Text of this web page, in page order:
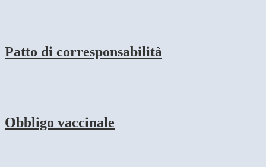
Patto di corresponsabilità
Obbligo vaccinale